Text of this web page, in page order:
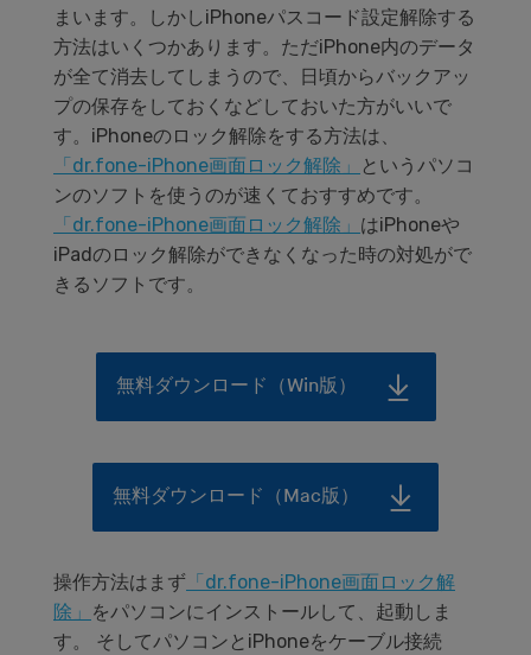
まいます。しかしiPhoneパスコード設定解除する
方法はいくつかあります。ただiPhone内のデータ
が全て消去してしまうので、日頃からバックアッ
プの保存をしておくなどしておいた方がいいで
す。iPhoneのロック解除をする方法は、
「dr.fone-iPhone画面ロック解除」
というパソコ
ンのソフトを使うのが速くておすすめです。
「dr.fone-iPhone画面ロック解除」 はiPhoneや
iPadのロック解除ができなくなった時の対処がで
きるソフトです。
無料ダウンロード（Win版）
無料ダウンロード（Mac版）
操作方法はまず 「dr.fone-iPhone画面ロック解
除」 をパソコンにインストールして、起動しま
す。 そしてパソコンとiPhoneをケーブル接続